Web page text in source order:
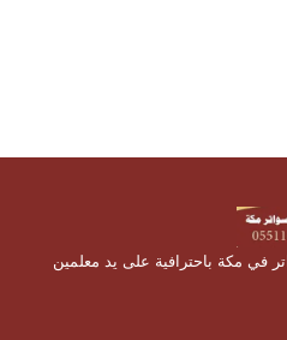
في مكة باحترافية على يد معلمين